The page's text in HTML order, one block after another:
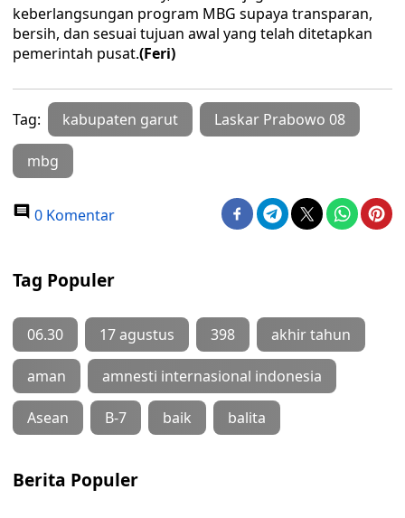
keberlangsungan program MBG supaya transparan,
bersih, dan sesuai tujuan awal yang telah ditetapkan
pemerintah pusat.(Feri)
Tag: kabupaten garut Laskar Prabowo 08
mbg
0 Komentar
Tag Populer
06.30 17 agustus 398 akhir tahun
aman amnesti internasional indonesia
Asean B-7 baik balita
Berita Populer